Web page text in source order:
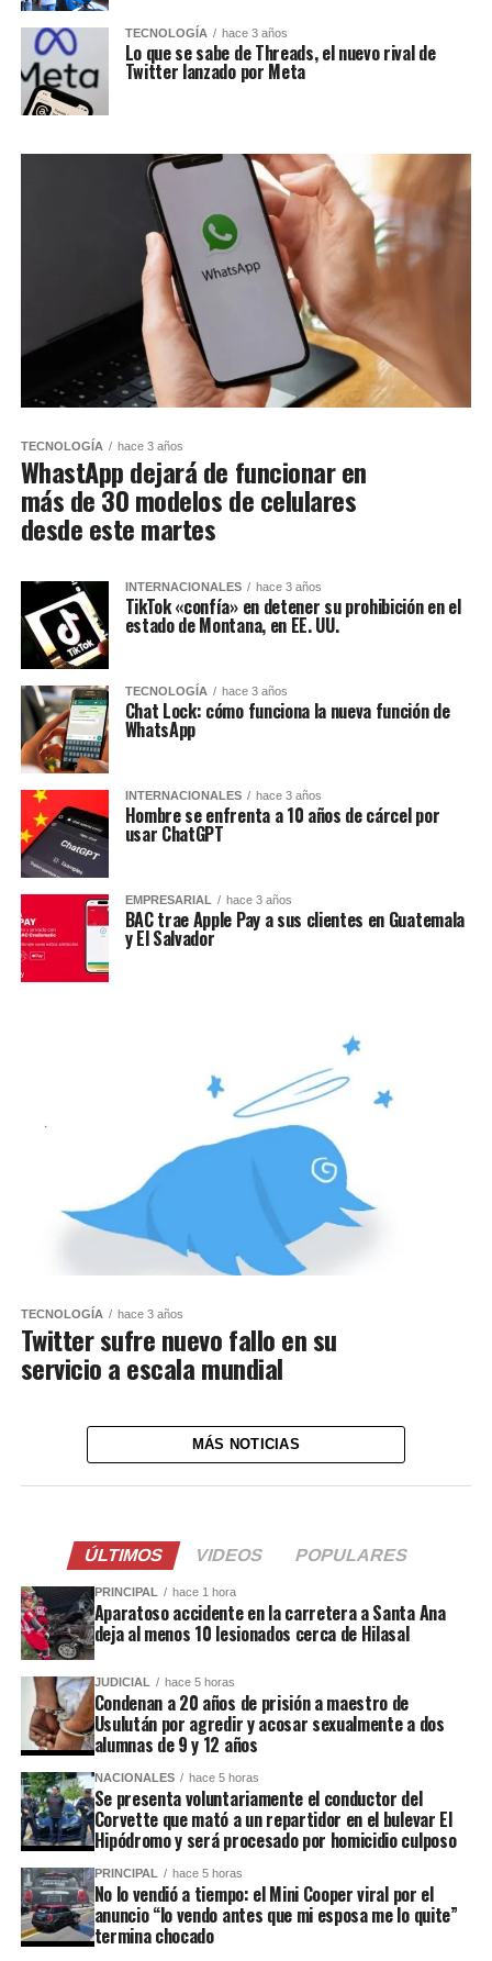
TECNOLOGÍA hace 3 años
Lo que se sabe de Threads, el nuevo rival de
Twitter lanzado por Meta
TECNOLOGÍA hace 3 años
WhastApp dejará de funcionar en
más de 30 modelos de celulares
desde este martes
INTERNACIONALES hace 3 años
TikTok «confía» en detener su prohibición en el
estado de Montana, en EE. UU.
TECNOLOGÍA hace 3 años
Chat Lock: cómo funciona la nueva función de
WhatsApp
INTERNACIONALES hace 3 años
Hombre se enfrenta a 10 años de cárcel por
usar ChatGPT
EMPRESARIAL hace 3 años
BAC trae Apple Pay a sus clientes en Guatemala
y El Salvador
TECNOLOGÍA hace 3 años
Twitter sufre nuevo fallo en su
servicio a escala mundial
MÁS NOTICIAS
ÚLTIMOS VIDEOS POPULARES
PRINCIPAL hace 1 hora
Aparatoso accidente en la carretera a Santa Ana
deja al menos 10 lesionados cerca de Hilasal
JUDICIAL hace 5 horas
Condenan a 20 años de prisión a maestro de
Usulután por agredir y acosar sexualmente a dos
alumnas de 9 y 12 años
NACIONALES hace 5 horas
Se presenta voluntariamente el conductor del
Corvette que mató a un repartidor en el bulevar El
Hipódromo y será procesado por homicidio culposo
PRINCIPAL hace 5 horas
No lo vendió a tiempo: el Mini Cooper viral por el
anuncio “lo vendo antes que mi esposa me lo quite”
termina chocado